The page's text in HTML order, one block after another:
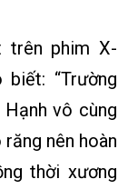
trên phim X-
biết: “Trường
vô cùng
nên hoàn
thời xương